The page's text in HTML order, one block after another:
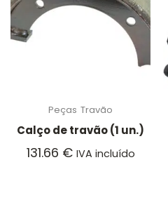
Peças Travão
Calço de travão (1 un.)
131.66 € IVA incluído